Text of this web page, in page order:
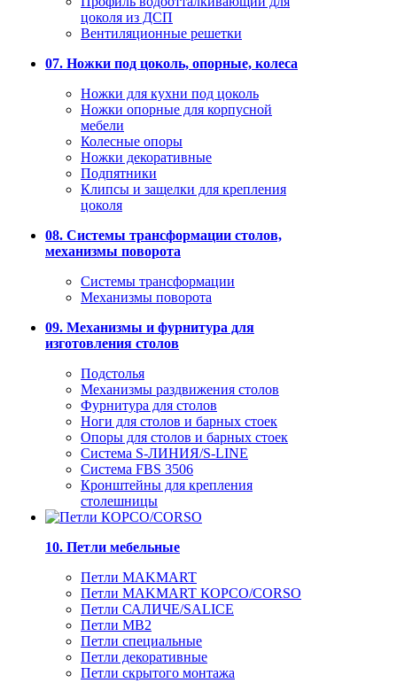
цоколя из ДСП
Вентиляционные решетки
07. Ножки под цоколь, опорные, колеса
Ножки для кухни под цоколь
Ножки опорные для корпусной
мебели
Колесные опоры
Ножки декоративные
Подпятники
Клипсы и защелки для крепления
цоколя
08. Системы трансформации столов,
механизмы поворота
Системы трансформации
Механизмы поворота
09. Механизмы и фурнитура для
изготовления столов
Подстолья
Механизмы раздвижения столов
Фурнитура для столов
Ноги для столов и барных стоек
Опоры для столов и барных стоек
Система S-ЛИНИЯ/S-LINE
Система FBS 3506
Кронштейны для крепления
столешницы
10. Петли мебельные
Петли MAKMART
Петли MAKMART КОРСО/CORSO
Петли САЛИЧЕ/SALICE
Петли MB2
Петли специальные
Петли декоративные
Петли скрытого монтажа